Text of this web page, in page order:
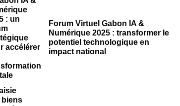
Forum Virtuel Gabon IA &
Numérique 2025 : transformer le
potentiel technologique en
impact national